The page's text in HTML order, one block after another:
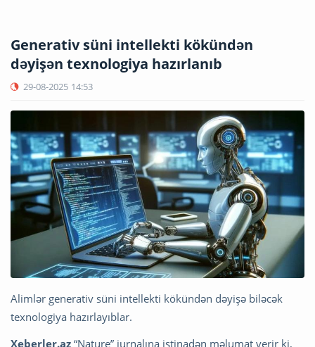
Generativ süni intellekti kökündən
dəyişən texnologiya hazırlanıb
29-08-2025 14:53
Alimlər generativ süni intellekti kökündən dəyişə biləcək
texnologiya hazırlayıblar.
Xeberler.az “Nature” jurnalına istinadən məlumat verir ki,